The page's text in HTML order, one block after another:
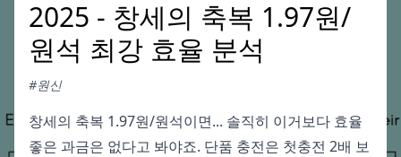
2025 - 창세의 축복 1.97원/
원석 최강 효율 분석
#원신
창세의 축복 1.97원/원석이면... 솔직히 이거보다 효율
좋은 과금은 없다고 봐야죠. 단품 충전은 첫충전 2배 보